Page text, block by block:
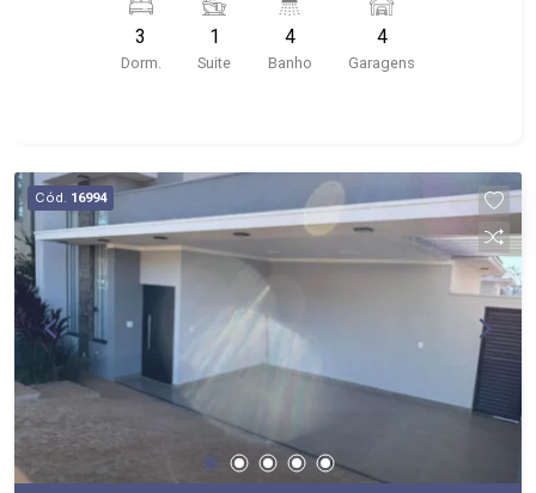
com prainha; - 4 banheiros planejados com box e
espelho; - Condomínio com: Portaria 24hrs,
praças com paisagismo, playground e segurança
3
Dorm.
1
Suite
4
Banho
4
Garagens
Cód. 16994